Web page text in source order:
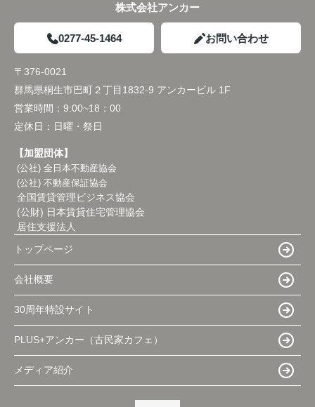
株式会社アンカー
0277-45-1464 お問い合わせ
〒376-0021
群馬県桐生市巴町２丁目1832-9 アンカービル 1F
営業時間： 9:00~18：00
定休日： 日曜・祭日
【加盟団体】
(公社) 全日本不動産協会
(公社) 不動産保証協会
全国賃貸管理ビジネス協会
(公財) 日本賃貸住宅管理協会
居住支援法人
トップページ
会社概要
30周年特設サイト
PLUS+アンカー（古民家カフェ）
メディア紹介